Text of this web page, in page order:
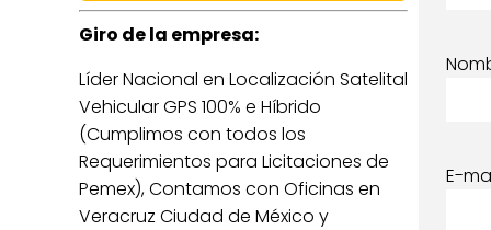
Giro de la empresa:
Líder Nacional en Localización Satelital
Vehicular GPS 100% e Híbrido
(Cumplimos con todos los
Requerimientos para Licitaciones de
Pemex), Contamos con Oficinas en
Veracruz Ciudad de México y
E-